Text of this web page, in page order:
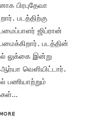
பிரபுதேவா
படத்திற்கு
ஜிப்ரான்
படத்தின்
லுக்கை இன்று
ஆர்யா வெளியிட்டார்.
பணியாற்றும்